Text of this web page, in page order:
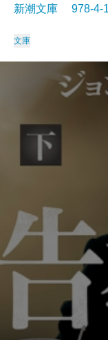
新潮文庫 978-4-
文庫